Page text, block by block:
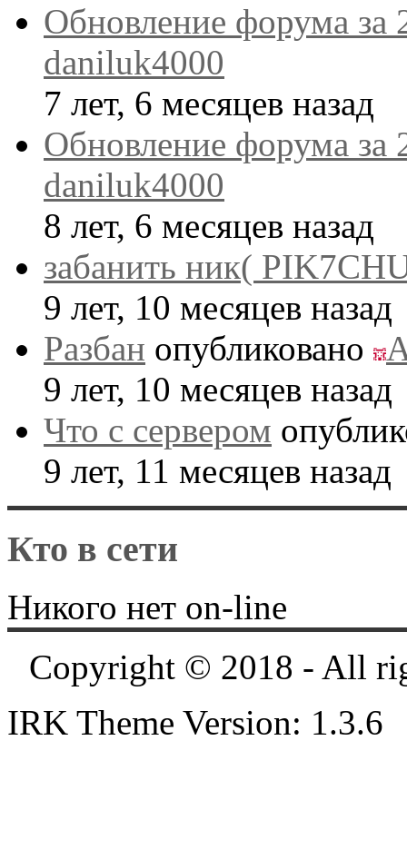
Обновление форума за
daniluk4000
7 лет, 6 месяцев назад
Обновление форума за
daniluk4000
8 лет, 6 месяцев назад
забанить ник(
9 лет, 10 месяцев назад
Разбан опубликовано
9 лет, 10 месяцев назад
Что с сервером
9 лет, 11 месяцев назад
Кто в сети
Никого нет on-line
Copyright © 2018 - All
IRK Theme Version: 1.3.6